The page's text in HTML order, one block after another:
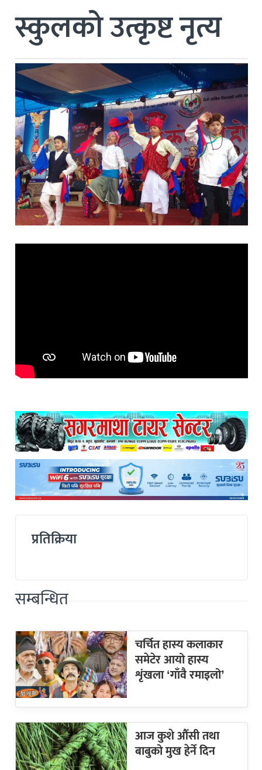
स्कुलको उत्कृष्ट नृत्य
प्रतिक्रिया
सम्बन्धित
चर्चित हास्य कलाकार
समेटेर आयो हास्य
शृंखला ‘गाँवै रमाइलो’
आज कुशे औंसी तथा
बाबुको मुख हेर्ने दिन